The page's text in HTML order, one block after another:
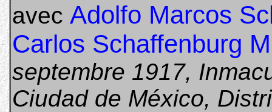
avec Adolfo Marcos
Carlos Schaffenburg
septembre 1917,
Ciudad de México,